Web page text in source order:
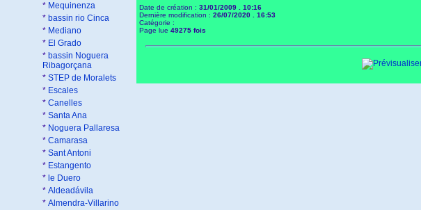
* Mequinenza
* bassin rio Cinca
* Mediano
* El Grado
* bassin Noguera
Ribagorçana
* STEP de Moralets
* Escales
* Canelles
* Santa Ana
* Noguera Pallaresa
* Camarasa
* Sant Antoni
* Estangento
* le Duero
* Aldeadávila
* Almendra-Villarino
Date de création : 31/01/2009 . 10:16
Dernière modification : 26/07/2020 . 16:53
Catégorie :
Page lue 49275 fois